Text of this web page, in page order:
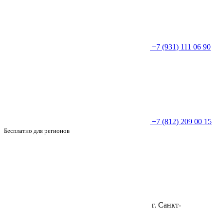
+7 (931) 111 06 90
+7 (812) 209 00 15
Бесплатно для регионов
г. Санкт-